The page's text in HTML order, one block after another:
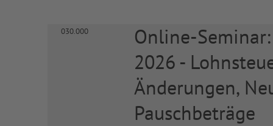
030.000
Online-
2026 -
Änderungen,
Pauschbeträge